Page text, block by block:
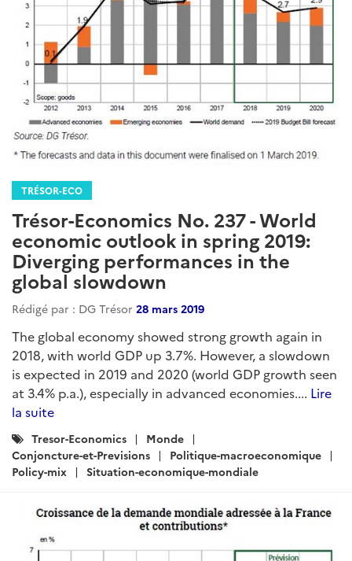
TRÉSOR-ECO
Trésor-Economics No. 237 - World
economic outlook in spring 2019:
Diverging performances in the
global slowdown
Rédigé par : DG Trésor 28 mars 2019
The global economy showed strong growth again in
2018, with world GDP up 3.7%. However, a slowdown
is expected in 2019 and 2020 (world GDP growth seen
at 3.4% p.a.), especially in advanced economies.... Lire
la suite
Catégories
:
Tresor-Economics
Monde
Conjoncture-et-Previsions
Politique-macroeconomique
Policy-mix
Situation-economique-mondiale